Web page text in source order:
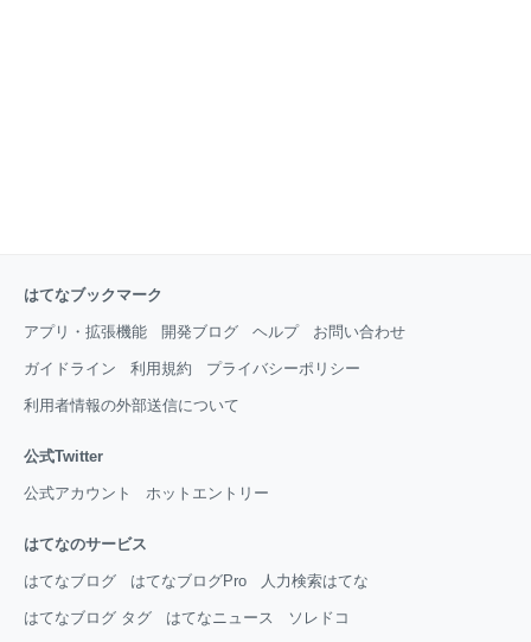
はてなブックマーク
アプリ・拡張機能 開発ブログ ヘルプ お問い合わせ
ガイドライン 利用規約 プライバシーポリシー
利用者情報の外部送信について
公式Twitter
公式アカウント ホットエントリー
はてなのサービス
はてなブログ はてなブログPro 人力検索はてな
はてなブログ タグ はてなニュース ソレドコ